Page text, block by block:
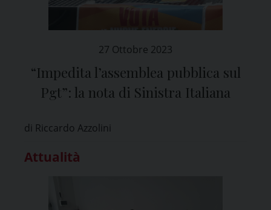
27 Ottobre 2023
“Impedita l’assemblea pubblica sul
Pgt”: la nota di Sinistra Italiana
di Riccardo Azzolini
Attualità